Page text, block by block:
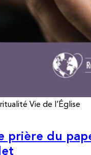
Vie de l’Église
prière du